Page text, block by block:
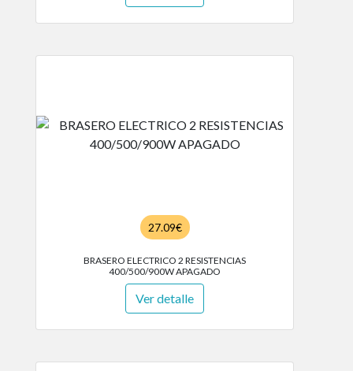
27.09€
BRASERO ELECTRICO 2 RESISTENCIAS
400/500/900W APAGADO
Ver detalle